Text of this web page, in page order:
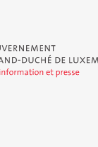
Grand-Duché de